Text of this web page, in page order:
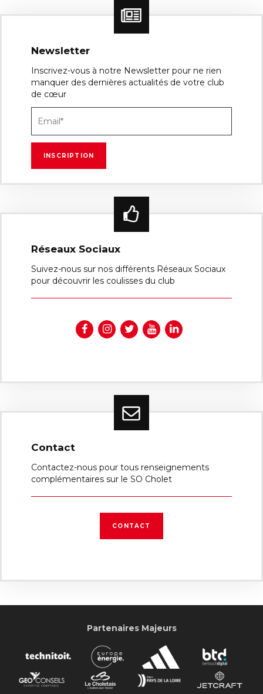
Newsletter
Inscrivez-vous à notre Newsletter pour ne rien
manquer des dernières actualités de votre club
de cœur
Réseaux Sociaux
Suivez-nous sur nos différents Réseaux Sociaux
pour découvrir les coulisses du club
Contact
Contactez-nous pour tous renseignements
complémentaires sur le SO Cholet
CONTACT
Partenaires Majeurs